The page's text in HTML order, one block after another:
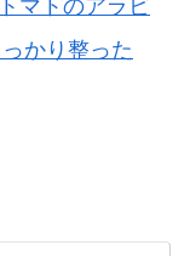
マトのアラビ
かり整った